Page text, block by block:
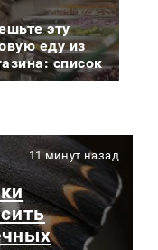
эту
еду из
список
11 минут назад